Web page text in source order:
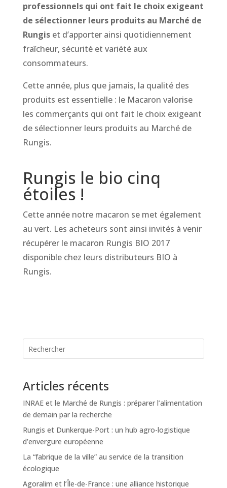
professionnels qui ont fait le choix exigeant
de sélectionner leurs produits au Marché de
Rungiset d’apporter ainsi quotidiennement
fraîcheur, sécurité et variété aux
consommateurs.
Cette année, plus que jamais, la qualité des
produits est essentielle : le Macaron valorise
les commerçants qui ont fait le choix exigeant
de sélectionner leurs produits au Marché de
Rungis.
Rungis le bio cinq
étoiles !
Cette année notre macaron se met également
au vert. Les acheteurs sont ainsi invités à venir
récupérer le macaron Rungis BIO 2017
disponible chez leurs distributeurs BIO à
Rungis.
Articles récents
INRAE et le Marché de Rungis : préparer l’alimentation
de demain par la recherche
Rungis et Dunkerque-Port : un hub agro-logistique
d’envergure européenne
La “fabrique de la ville” au service de la transition
écologique
Agoralim et l’Île-de-France : une alliance historique